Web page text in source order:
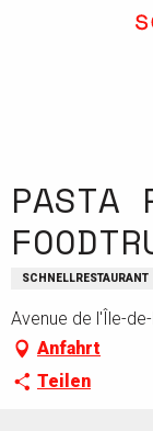
SCHNELLRESTAURANT
Avenue de l'Île-
Anfahrt
Teilen